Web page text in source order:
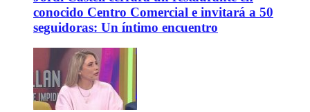
conocido Centro Comercial e invitará a 50
seguidoras: Un íntimo encuentro